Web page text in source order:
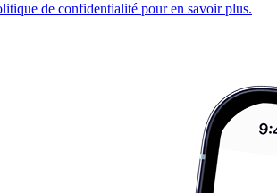
de confidentialité pour en savoir plus.